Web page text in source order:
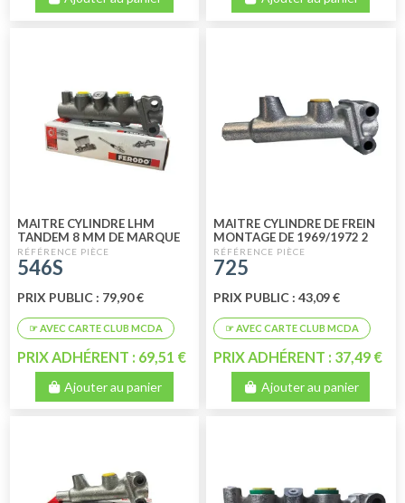
MAITRE CYLINDRE LHM
TANDEM 8 MM DE MARQUE
FERODO
546S
PRIX PUBLIC : 79,90 €
PRIX ADHÉRENT : 69,51 €
Ajouter au panier
MAITRE CYLINDRE DE FREIN
MONTAGE DE 1969/1972 2
SORTIES Ø 9 LOCKHED
725
PRIX PUBLIC : 43,09 €
PRIX ADHÉRENT : 37,49 €
Ajouter au panier